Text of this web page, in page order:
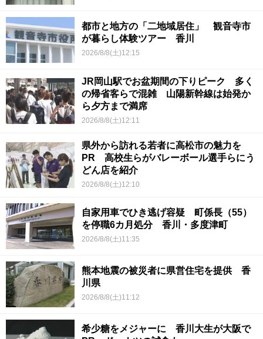
都市と地方の「二地域居住」 観音寺市
が暮らし体験ツアー 香川
2026/8/8(土)12:15
JR岡山駅でお盆期間の下りピーク 多く
の帰省客らで混雑 山陽新幹線は始発か
ら夕方まで満席
2026/8/8(土)12:11
県外から訪れる若者に高松市の魅力を
PR 高校生らがバレーボール選手らにう
どん店を紹介
2026/8/8(土)12:10
自家用車でひき逃げ容疑 町係長（55）
を停職6カ月処分 香川・多度津町
2026/8/8(土)11:35
熊本地震の被災者に県営住宅を提供 香
川県
2026/8/8(土)11:12
希少糖をメジャーに 香川大生が大阪で